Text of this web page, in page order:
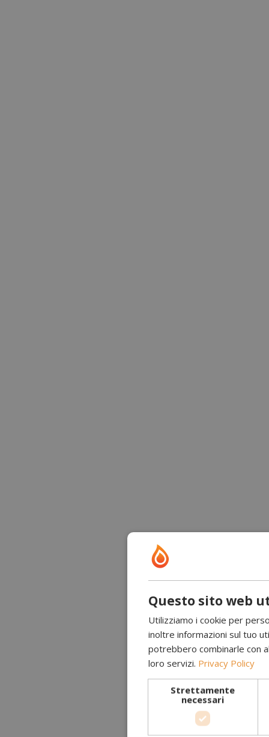
Questo sito web
Utilizziamo i cookie per
inoltre informazioni sul tuo
potrebbero combinarle con
loro servizi. Privacy Policy
Strettamente
necessari